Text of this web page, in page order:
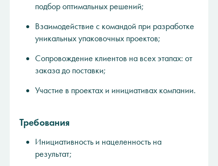
подбор оптимальных решений;
Взаимодействие с командой при разработке
уникальных упаковочных проектов;
Сопровождение клиентов на всех этапах: от
заказа до поставки;
Участие в проектах и инициативах компании.
Требования
Инициативность и нацеленность на
результат;